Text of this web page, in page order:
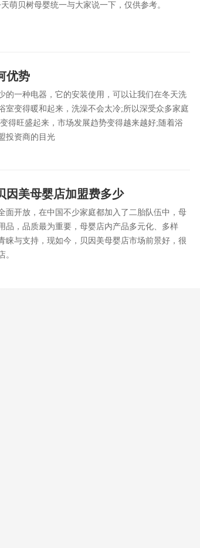
萌贝树母婴统一与大家说一下，仅供参考。
优势
的一种电器，它的安装使用，可以让我们在冬天洗
室变得暖和起来，洗澡不会太冷;所以深受众多家庭
得旺盛起来，市场发展趋势变得越来越好;随着浴
投资商的目光
因美母婴店加盟费多少
面开放，在中国不少家庭都加入了二胎队伍中，母
品，品质最为重要，母婴店内产品多元化、多样
睐与支持，现如今，贝因美母婴店市场前景好，很
。